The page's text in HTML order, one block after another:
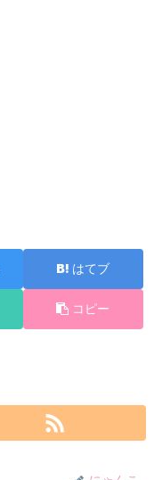
はてブ
コピー